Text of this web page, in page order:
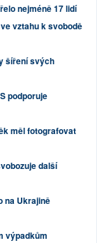
nejméně 17 lidí
vztahu k svobodě
šíření svých
podporuje
měl fotografovat
další
na Ukrajině
výpadkům